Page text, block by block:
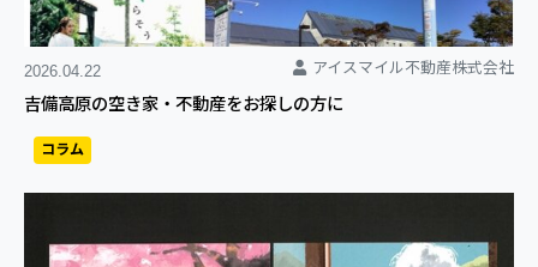
2026.04.22 アイスマイル不動産株式会社
吉備高原の空き家・不動産をお探しの方に
コラム